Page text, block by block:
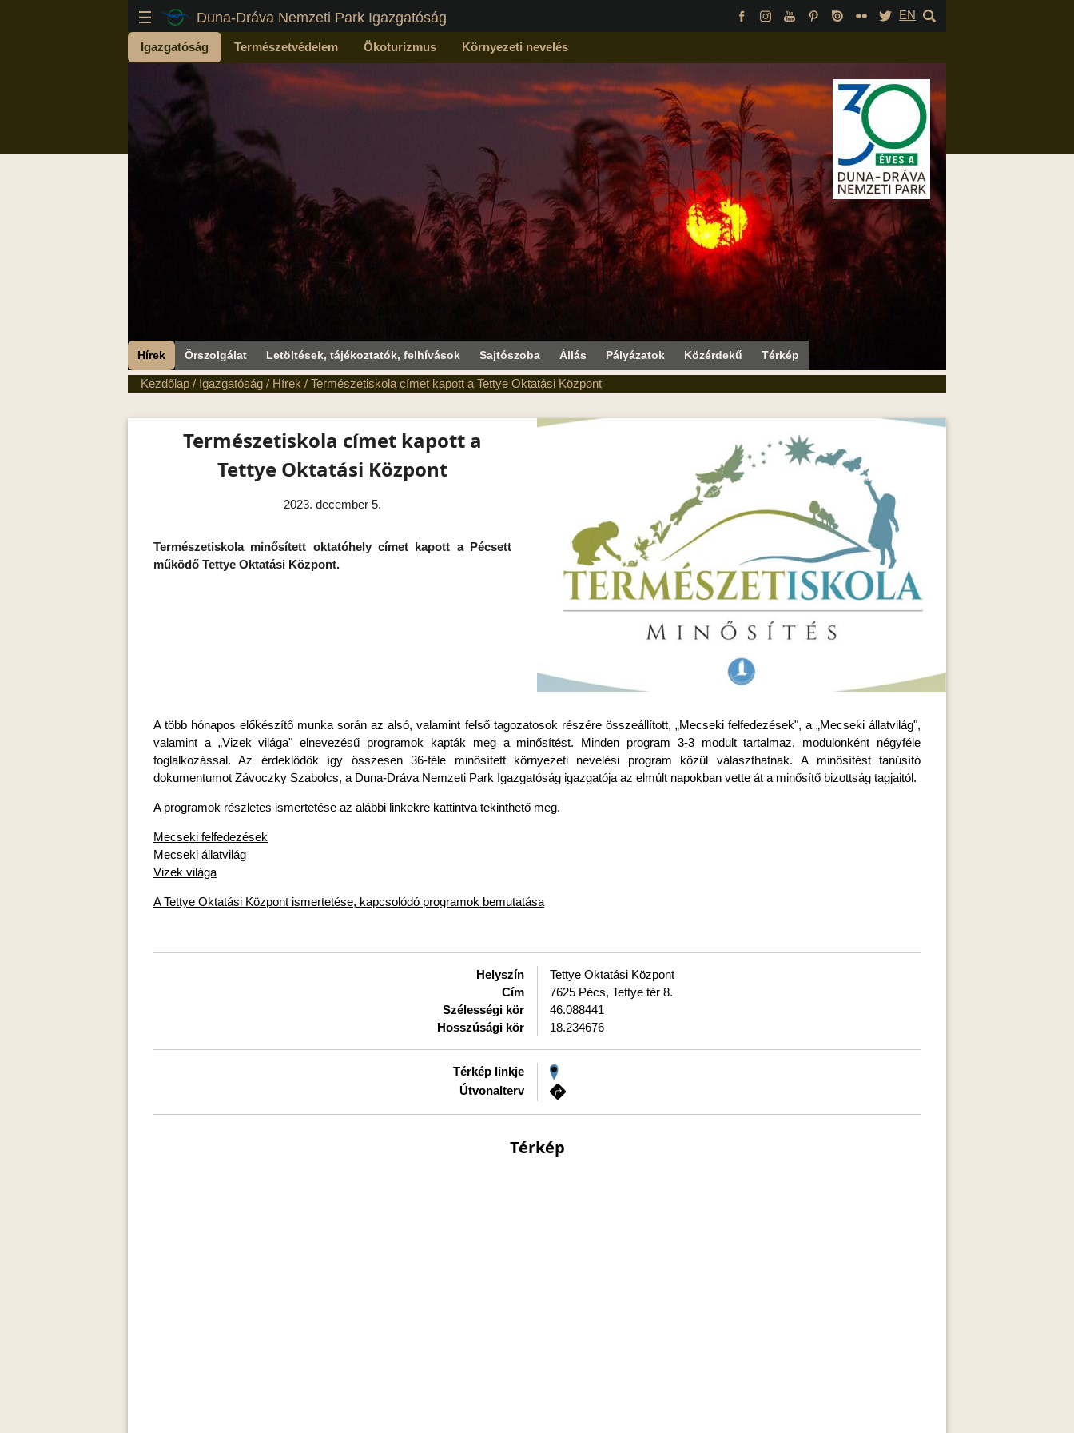
Duna-Dráva Nemzeti Park Igazgatóság EN
Igazgatóság Természetvédelem Ökoturizmus Környezeti nevelés
Hírek Őrszolgálat Letöltések, tájékoztatók, felhívások Sajtószoba Állás Pályázatok Közérdekű Térkép
Kezdőlap / Igazgatóság / Hírek / Természetiskola címet kapott a Tettye Oktatási Központ
Természetiskola címet kapott a
Tettye Oktatási Központ
2023. december 5.
Természetiskola minősített oktatóhely címet kapott a Pécsett
működő Tettye Oktatási Központ.
A több hónapos előkészítő munka során az alsó, valamint felső tagozatosok részére összeállított, „Mecseki felfedezések", a „Mecseki állatvilág",
valamint a „Vizek világa" elnevezésű programok kapták meg a minősítést. Minden program 3-3 modult tartalmaz, modulonként négyféle
foglalkozással. Az érdeklődők így összesen 36-féle minősített környezeti nevelési program közül választhatnak. A minősítést tanúsító
dokumentumot Závoczky Szabolcs, a Duna-Dráva Nemzeti Park Igazgatóság igazgatója az elmúlt napokban vette át a minősítő bizottság tagjaitól.
A programok részletes ismertetése az alábbi linkekre kattintva tekinthető meg.
Mecseki felfedezések
Mecseki állatvilág
Vizek világa
A Tettye Oktatási Központ ismertetése, kapcsolódó programok bemutatása
Helyszín
Tettye Oktatási Központ
Cím
7625 Pécs, Tettye tér 8.
Szélességi kör
46.088441
Hosszúsági kör
18.234676
Térkép linkje
Útvonalterv
Térkép